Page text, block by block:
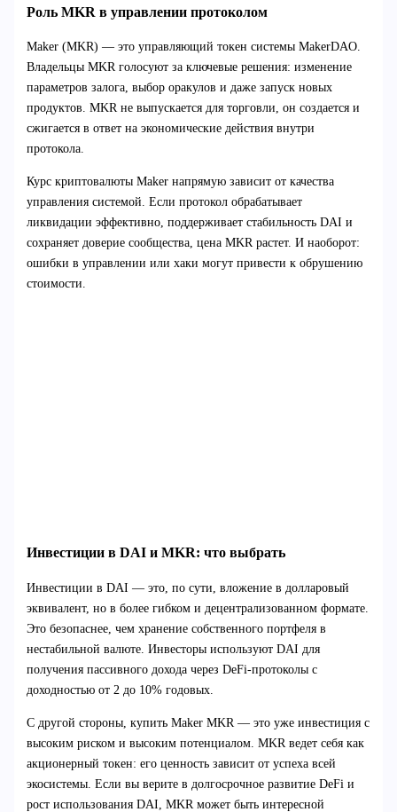
Роль MKR в управлении протоколом
Maker (MKR) — это управляющий токен системы MakerDAO.
Владельцы MKR голосуют за ключевые решения: изменение
параметров залога, выбор оракулов и даже запуск новых
продуктов. MKR не выпускается для торговли, он создается и
сжигается в ответ на экономические действия внутри
протокола.
Курс криптовалюты Maker напрямую зависит от качества
управления системой. Если протокол обрабатывает
ликвидации эффективно, поддерживает стабильность DAI и
сохраняет доверие сообщества, цена MKR растет. И наоборот:
ошибки в управлении или хаки могут привести к обрушению
стоимости.
Инвестиции в DAI и MKR: что выбрать
Инвестиции в DAI — это, по сути, вложение в долларовый
эквивалент, но в более гибком и децентрализованном формате.
Это безопаснее, чем хранение собственного портфеля в
нестабильной валюте. Инвесторы используют DAI для
получения пассивного дохода через DeFi-протоколы с
доходностью от 2 до 10% годовых.
С другой стороны, купить Maker MKR — это уже инвестиция с
высоким риском и высоким потенциалом. MKR ведет себя как
акционерный токен: его ценность зависит от успеха всей
экосистемы. Если вы верите в долгосрочное развитие DeFi и
рост использования DAI, MKR может быть интересной